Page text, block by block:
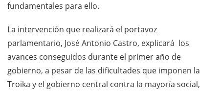
fundamentales para ello.
La intervención que realizará el portavoz
parlamentario, José Antonio Castro, explicará los
avances conseguidos durante el primer año de
gobierno, a pesar de las dificultades que imponen la
Troika y el gobierno central contra la mayoría social,